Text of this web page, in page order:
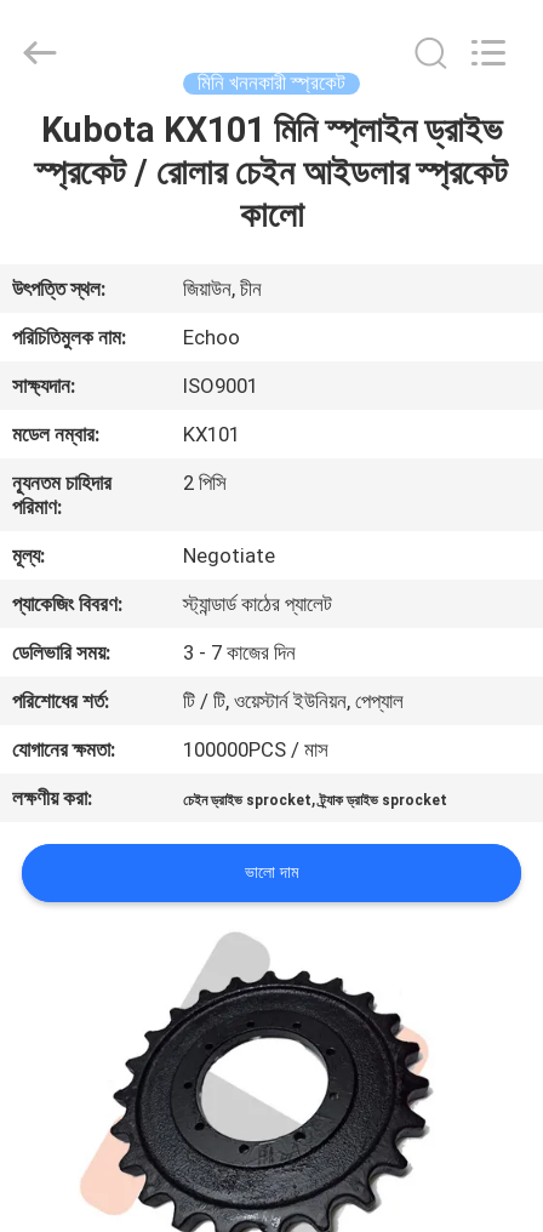
বাড়ি
আমাদের
সম্পর্কে
কারখানা
ভ্রমণ
নিয়ন্ত্রণ
খবর
জন্য
আবেদন
সাইট
Corporation.
মিনি খননকারী স্প্রকেট
Kubota KX101 মিনি স্প্লাইন ড্রাইভ
স্প্রকেট / রোলার চেইন আইডলার স্প্রকেট
কালো
উৎপত্তি স্থল:
জিয়াউন, চীন
পরিচিতিমুলক নাম:
Echoo
সাক্ষ্যদান:
ISO9001
মডেল নম্বার:
KX101
ন্যূনতম চাহিদার
পরিমাণ:
2 পিসি
মূল্য:
Negotiate
প্যাকেজিং বিবরণ:
স্ট্যান্ডার্ড কাঠের প্যালেট
ডেলিভারি সময়:
3 - 7 কাজের দিন
পরিশোধের শর্ত:
টি / টি, ওয়েস্টার্ন ইউনিয়ন, পেপ্যাল
যোগানের ক্ষমতা:
100000PCS / মাস
লক্ষণীয় করা:
চেইন ড্রাইভ sprocket,ট্র্যাক ড্রাইভ sprocket
ভালো দাম